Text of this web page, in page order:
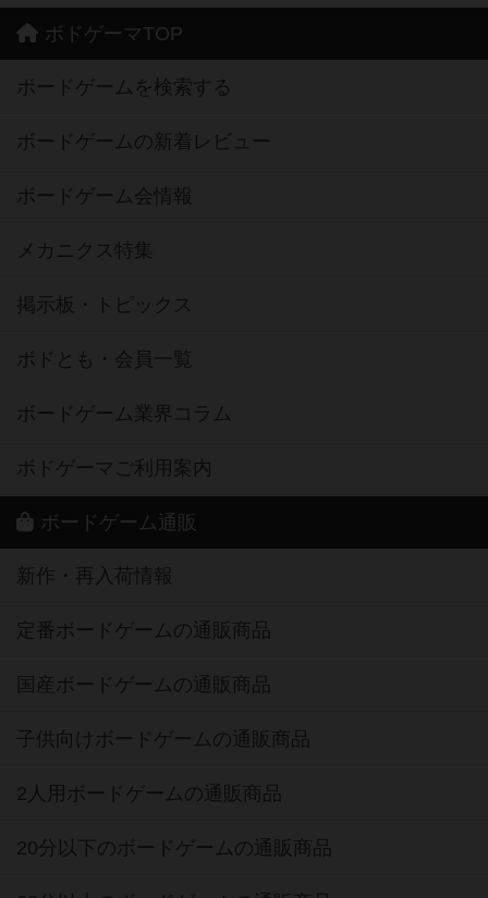
ボドゲーマTOP
ボードゲームを検索する
ボードゲームの新着レビュー
ボードゲーム会情報
メカニクス特集
掲示板・トピックス
ボドとも・会員一覧
ボードゲーム業界コラム
ボドゲーマご利用案内
ボードゲーム通販
新作・再入荷情報
定番ボードゲームの通販商品
国産ボードゲームの通販商品
子供向けボードゲームの通販商品
2人用ボードゲームの通販商品
20分以下のボードゲームの通販商品